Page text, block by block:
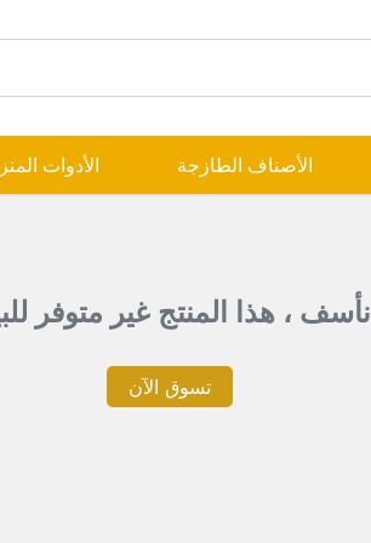
الأصناف الطازجة الأدوات
نأسف ، هذا المنتج غير متوفر
تسوق الآن